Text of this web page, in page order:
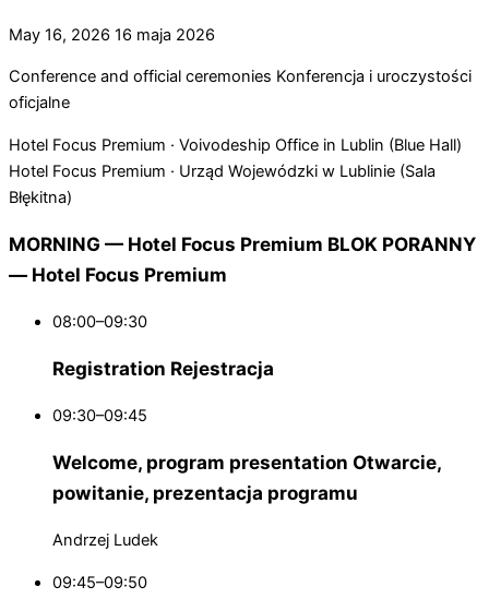
May 16, 2026 16 maja 2026
Conference and official ceremonies Konferencja i uroczystości
oficjalne
Hotel Focus Premium · Voivodeship Office in Lublin (Blue Hall)
Hotel Focus Premium · Urząd Wojewódzki w Lublinie (Sala
Błękitna)
MORNING — Hotel Focus Premium BLOK PORANNY
— Hotel Focus Premium
08:00–09:30
Registration Rejestracja
09:30–09:45
Welcome, program presentation Otwarcie,
powitanie, prezentacja programu
Andrzej Ludek
09:45–09:50